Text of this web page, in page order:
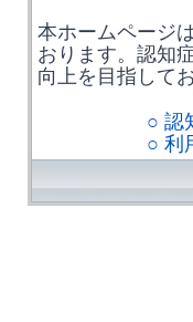
本ホームページは
おります。認知
向上を目指して
○ 認
○ 利